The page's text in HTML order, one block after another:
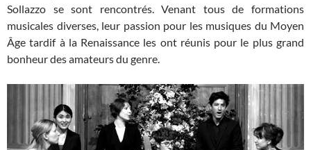
Sollazzo se sont rencontrés. Venant tous de formations
musicales diverses, leur passion pour les musiques du Moyen
Âge tardif à la Renaissance les ont réunis pour le plus grand
bonheur des amateurs du genre.